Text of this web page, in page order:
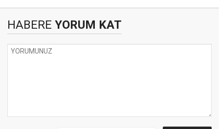
HABERE YORUM KAT